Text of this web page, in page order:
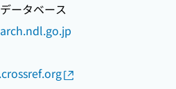
ータベース